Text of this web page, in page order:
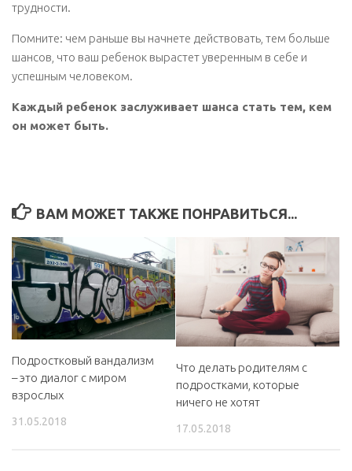
трудности.
Помните: чем раньше вы начнете действовать, тем больше
шансов, что ваш ребенок вырастет уверенным в себе и
успешным человеком.
Каждый ребенок заслуживает шанса стать тем, кем
он может быть.
ВАМ МОЖЕТ ТАКЖЕ ПОНРАВИТЬСЯ...
Подростковый вандализм
– это диалог с миром
взрослых
31.05.2018
Что делать родителям с
подростками, которые
ничего не хотят
17.05.2018